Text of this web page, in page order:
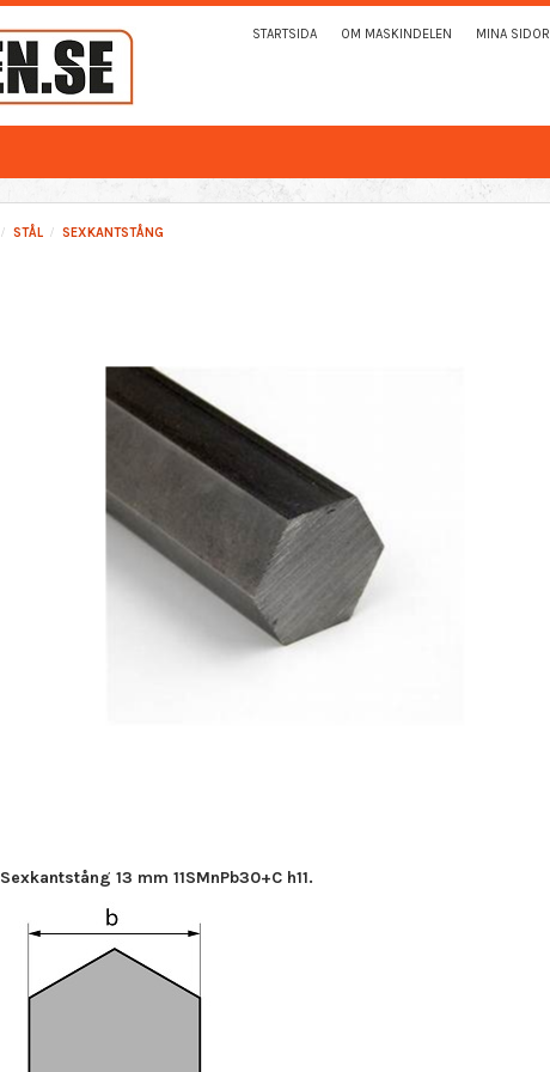
STARTSIDA OM MASKINDELEN MINA SIDOR
STÅL SEXKANTSTÅNG
Sexkantstång 13 mm 11SMnPb30+C h11.